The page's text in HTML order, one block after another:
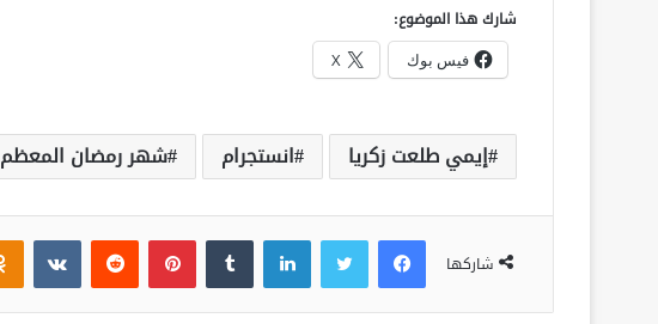
شارك هذا الموضوع:
فيس بوك X
إيمي طلعت زكريا انستجرام شهر رمضان المعظم
شاركها
فيسبوك لينكدإن بينتيريست